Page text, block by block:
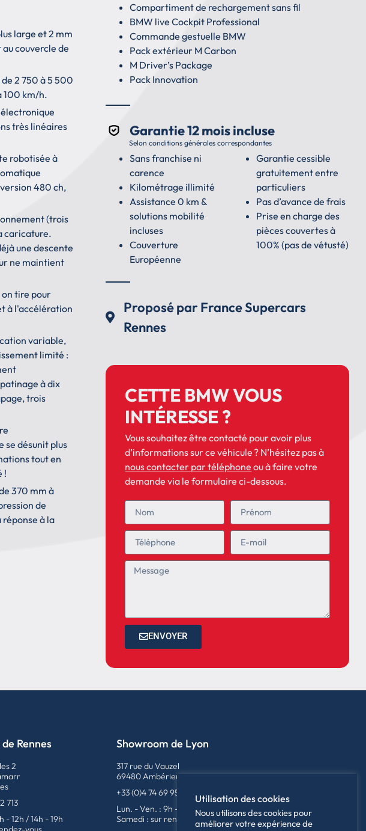
large et 2 mm
couvercle de
2 750 à 5 500
100 km/h.
très linéaires
robotisée à
480 ch,
(trois
caricature.
une descente
ne maintient
on tire pour
à l'accélération
variable,
limité :
à dix
trois
se désunit plus
tout en
!
370 mm à
de
à la
Compartiment de rechargement sans fil
BMW live Cockpit Professional
Commande gestuelle BMW
Pack extérieur M Carbon
M Driver’s Package
Pack Innovation
Garantie 12 mois incluse
Selon conditions générales correspondantes
Sans franchise ni
carence
Kilométrage illimité
Assistance 0 km &
solutions mobilité
incluses
Couverture
Européenne
Garantie cessible
gratuitement entre
particuliers
Pas d’avance de frais
Prise en charge des
pièces couvertes à
100% (pas de vétusté)
Proposé par France Supercars
Rennes
CETTE BMW VOUS
INTÉRESSE ?
Vous souhaitez être contacté pour avoir plus
d’informations sur ce véhicule ? N’hésitez pas à
nous contacter par téléphone ou à faire votre
demande via le formulaire ci-dessous.
ENVOYER
Rennes
2
713
- 12h / 14h - 19h
Showroom de Lyon
317 rue du Vauzel
69480 Ambérieux
+33 (0)4 74 69 95 79
Lun. - Ven. : 9h - 12h / 14h - 18h
Samedi : sur rendez-vous
Utilisation des cookies
Nous utilisons des cookies pour
améliorer votre expérience de